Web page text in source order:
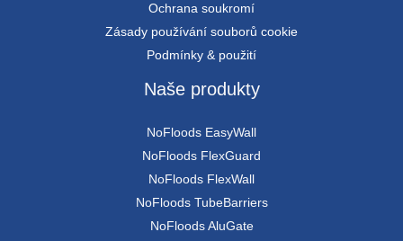
Ochrana soukromí
Zásady používání souborů cookie
Podmínky & použití
Naše produkty
NoFloods EasyWall
NoFloods FlexGuard
NoFloods FlexWall
NoFloods TubeBarriers
NoFloods AluGate